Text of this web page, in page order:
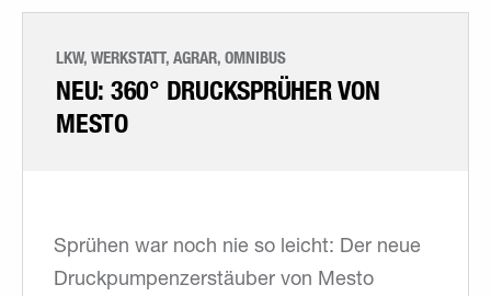
LKW, WERKSTATT, AGRAR, OMNIBUS
NEU: 360° DRUCKSPRÜHER VON
MESTO
Sprühen war noch nie so leicht: Der neue
Druckpumpenzerstäuber von Mesto